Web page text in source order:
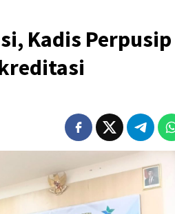
Kadis Perpusip